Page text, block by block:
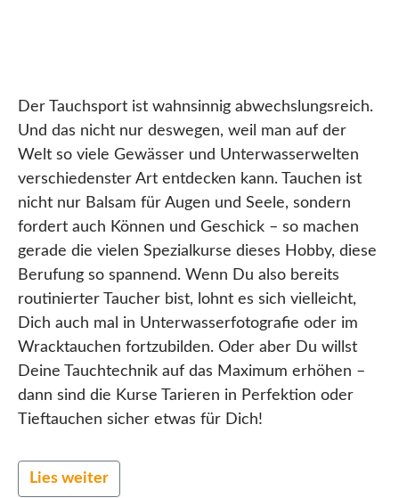
Der Tauchsport ist wahnsinnig abwechslungsreich.
Und das nicht nur deswegen, weil man auf der
Welt so viele Gewässer und Unterwasserwelten
verschiedenster Art entdecken kann. Tauchen ist
nicht nur Balsam für Augen und Seele, sondern
fordert auch Können und Geschick – so machen
gerade die vielen Spezialkurse dieses Hobby, diese
Berufung so spannend. Wenn Du also bereits
routinierter Taucher bist, lohnt es sich vielleicht,
Dich auch mal in Unterwasserfotografie oder im
Wracktauchen fortzubilden. Oder aber Du willst
Deine Tauchtechnik auf das Maximum erhöhen –
dann sind die Kurse Tarieren in Perfektion oder
Tieftauchen sicher etwas für Dich!
Lies weiter